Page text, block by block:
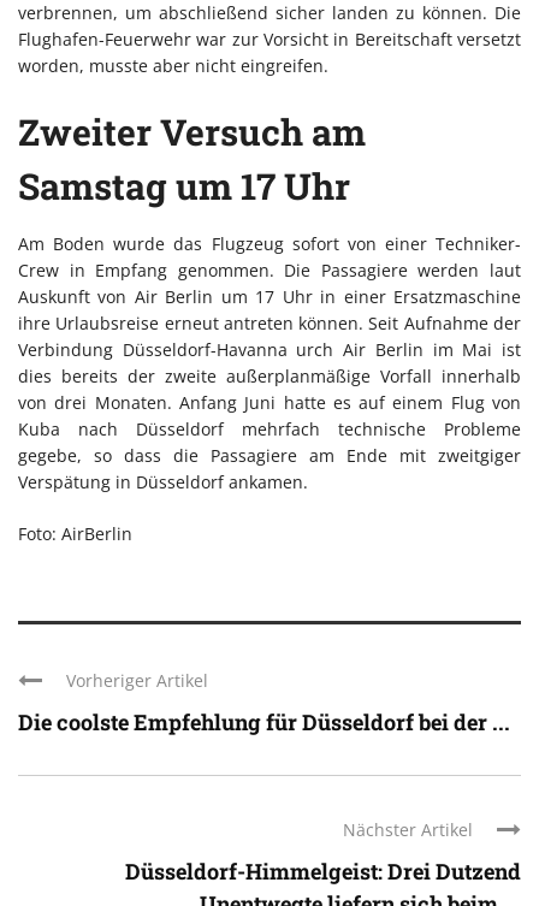
verbrennen, um abschließend sicher landen zu können. Die
Flughafen-Feuerwehr war zur Vorsicht in Bereitschaft versetzt
worden, musste aber nicht eingreifen.
Zweiter Versuch am
Samstag um 17 Uhr
Am Boden wurde das Flugzeug sofort von einer Techniker-
Crew in Empfang genommen. Die Passagiere werden laut
Auskunft von Air Berlin um 17 Uhr in einer Ersatzmaschine
ihre Urlaubsreise erneut antreten können. Seit Aufnahme der
Verbindung Düsseldorf-Havanna urch Air Berlin im Mai ist
dies bereits der zweite außerplanmäßige Vorfall innerhalb
von drei Monaten. Anfang Juni hatte es auf einem Flug von
Kuba nach Düsseldorf mehrfach technische Probleme
gegebe, so dass die Passagiere am Ende mit zweitgiger
Verspätung in Düsseldorf ankamen.
Foto: AirBerlin
Vorheriger Artikel
Die coolste Empfehlung für Düsseldorf bei der ...
Nächster Artikel
Düsseldorf-Himmelgeist: Drei Dutzend